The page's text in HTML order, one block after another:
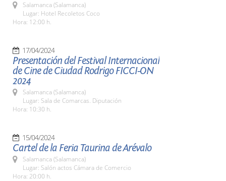
Salamanca (Salamanca)
Lugar: Hotel Recoletos Coco
Hora: 12:00 h.
17/04/2024
Presentación del Festival Internacional
de Cine de Ciudad Rodrigo FICCI-ON
2024
Salamanca (Salamanca)
Lugar: Sala de Comarcas. Diputación
Hora: 10:30 h.
15/04/2024
Cartel de la Feria Taurina de Arévalo
Salamanca (Salamanca)
Lugar: Salón actos Cámara de Comercio
Hora: 20:00 h.